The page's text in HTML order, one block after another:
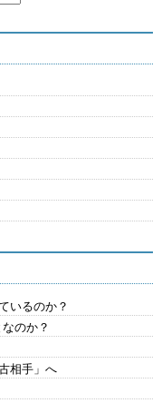
いるのか？
のか？
相手」へ